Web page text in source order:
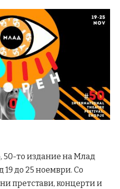
50-то издание на Млад
19 до 25 ноември. Со
претстави, концерти и